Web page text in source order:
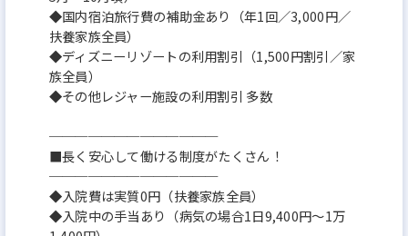
◆国内宿泊旅行費の補助金あり（年1回／3,000円／
扶養家族全員）
◆ディズニーリゾートの利用割引（1,500円割引／家
族全員）
◆その他レジャー施設の利用割引 多数
─────────────
■長く安心して働ける制度がたくさん！
─────────────
◆入院費は実質0円（扶養家族全員）
◆入院中の手当あり（病気の場合1日9,400円～1万